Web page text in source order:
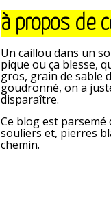
à propos de
Un caillou dans un
pique ou ça blesse,
gros, grain de sable
goudronné, on a
disparaître.
Ce blog est parsemé
souliers et, pierres
chemin.